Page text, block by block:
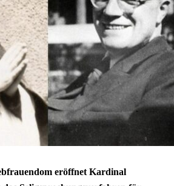
eröffnet Kardinal